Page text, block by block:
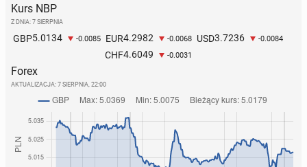
Kurs NBP
Z DNIA: 7 SIERPNIA
GBP5.0134 -0.0085 EUR4.2982 -0.0068 USD3.7236 -0.0084
CHF4.6049 -0.0031
Forex
AKTUALIZACJA: 7 SIERPNIA, 22:00